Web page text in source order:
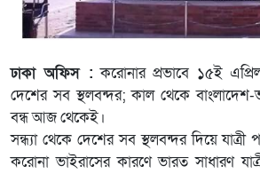
ঢাকা অফিস : করোনার প্রভাবে ১৫ই
দেশের সব স্থলবন্দর; কাল থেকে বাংলাদেশ-
বন্ধ আজ থেকেই।
সন্ধ্যা থেকে দেশের সব স্থলবন্দর দিয়ে যাত্রী
করোনা ভাইরাসের কারণে ভারত সাধারণ